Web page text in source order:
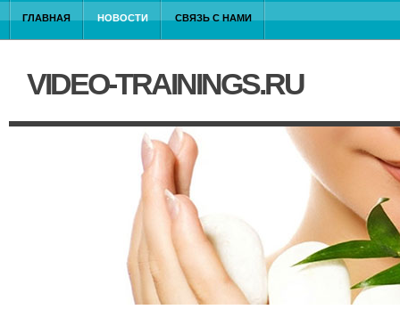
ГЛАВНАЯ НОВОСТИ СВЯЗЬ С НАМИ
VIDEO-TRAININGS.RU